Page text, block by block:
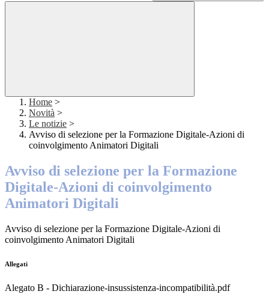
Home >
Novità >
Le notizie >
Avviso di selezione per la Formazione Digitale-Azioni di
coinvolgimento Animatori Digitali
Avviso di selezione per la Formazione
Digitale-Azioni di coinvolgimento
Animatori Digitali
Avviso di selezione per la Formazione Digitale-Azioni di
coinvolgimento Animatori Digitali
Allegati
Alegato B - Dichiarazione-insussistenza-incompatibilità.pdf